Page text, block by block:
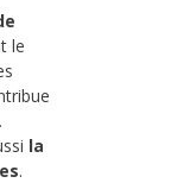
le
.
la
.